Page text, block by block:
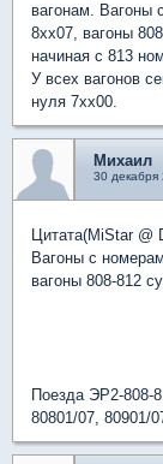
вагонам. Вагоны
8хх07, вагоны
начиная с 813
У всех вагонов
нуля 7хх00.
Михаил
30 декабря
Цитата(MiStar @
Вагоны с
вагоны 808-812
Поезда ЭР2-808-
80801/07, 80901/